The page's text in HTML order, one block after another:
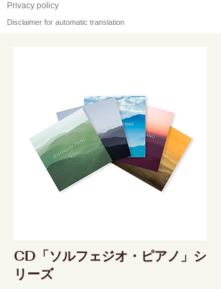
Privacy policy
Disclaimer for automatic translation
CD「ソルフェジオ・ピアノ」シ
リーズ